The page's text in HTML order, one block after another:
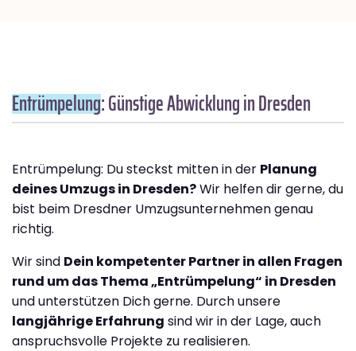
Entrümpelung: Günstige Abwicklung in Dresden
Entrümpelung: Du steckst mitten in der Planung
deines Umzugs in Dresden?Wir helfen dir gerne, du
bist beim Dresdner Umzugsunternehmen genau
richtig.
Wir sind Dein kompetenter Partner in allen Fragen
rund um das Thema „Entrümpelung“ in Dresden
und unterstützen Dich gerne. Durch unsere
langjährige Erfahrung sind wir in der Lage, auch
anspruchsvolle Projekte zu realisieren.